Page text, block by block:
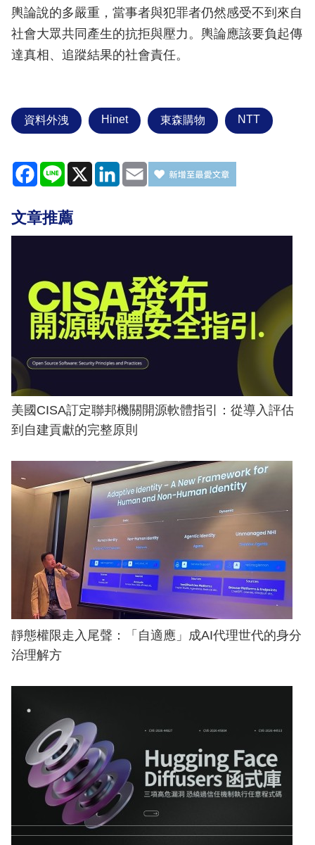
輿論說的多嚴重，當事者與犯罪者仍然感受不到來自
社會大眾共同產生的抗拒與壓力。輿論應該要負起傳
達真相、追蹤結果的社會責任。
資料外洩 Hinet 東森購物 NTT
Facebook
Line X LinkedIn
Email
文章推薦
美國CISA訂定聯邦機關開源軟體指引：從導入評估
到自建貢獻的完整原則
靜態權限走入尾聲：「自適應」成AI代理世代的身分
治理解方